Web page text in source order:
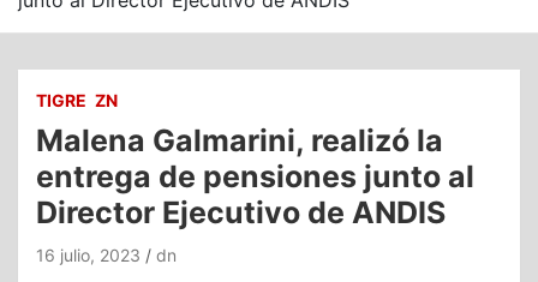
TIGRE ZN
Malena Galmarini, realizó la
entrega de pensiones junto al
Director Ejecutivo de ANDIS
16 julio, 2023 dn